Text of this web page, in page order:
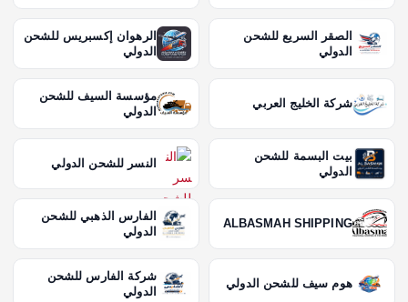
الصقر السريع للشحن
الدولي
الرهوان إكسبريس للشحن
الدولي
شركة الخليج العربي
مؤسسة السيف للشحن
الدولي
بيت البسمة للشحن
الدولي
النسر للشحن الدولي
ALBASMAH SHIPPING
الفارس الذهبي للشحن
الدولي
هوم سيف للشحن الدولي
شركة الفارس للشحن
الدولي